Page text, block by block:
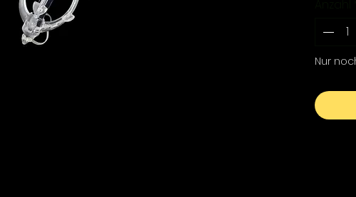
Mit
sinkt
Futter
dem
Nur